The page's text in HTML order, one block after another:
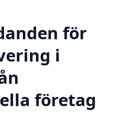
för
i
företag